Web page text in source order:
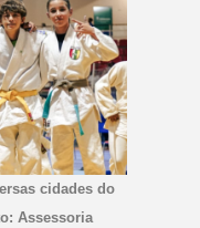
cidades do
Assessoria